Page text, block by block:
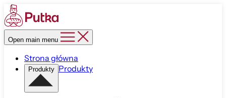
Open main menu
Strona główna
Produkty Produkty